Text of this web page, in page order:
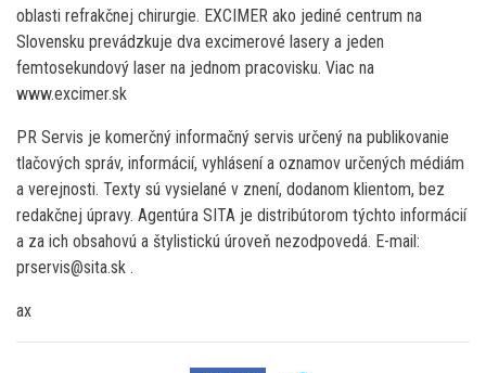
oblasti refrakčnej chirurgie. EXCIMER ako jediné centrum na
Slovensku prevádzkuje dva excimerové lasery a jeden
femtosekundový laser na jednom pracovisku. Viac na
www.excimer.sk
PR Servis je komerčný informačný servis určený na publikovanie
tlačových správ, informácií, vyhlásení a oznamov určených médiám
a verejnosti. Texty sú vysielané v znení, dodanom klientom, bez
redakčnej úpravy. Agentúra SITA je distribútorom týchto informácií
a za ich obsahovú a štylistickú úroveň nezodpovedá. E-mail:
prservis@sita.sk .
ax